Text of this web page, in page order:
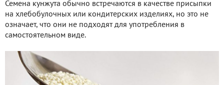
Семена кунжута обычно встречаются в качестве присыпки
на хлебобулочных или кондитерских изделиях, но это не
означает, что они не подходят для употребления в
самостоятельном виде.